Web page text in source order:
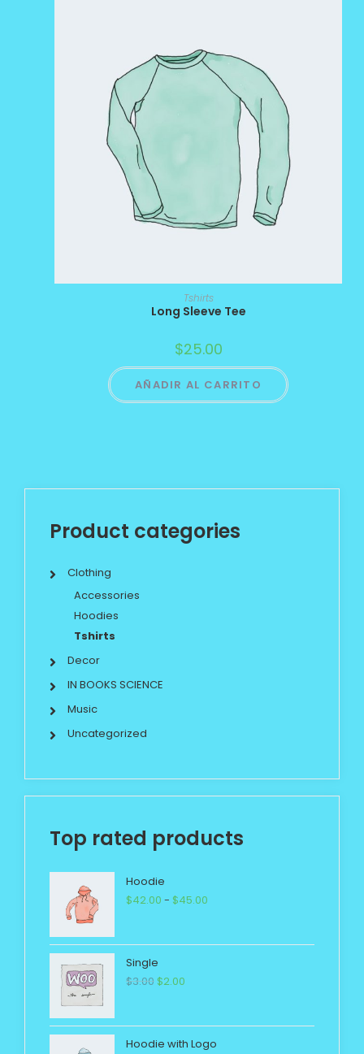
Tshirts
Long Sleeve Tee
$25.00
AÑADIR AL CARRITO
Product categories
Clothing
Accessories
Hoodies
Tshirts
Decor
IN BOOKS SCIENCE
Music
Uncategorized
Top rated products
Hoodie
$42.00 - $45.00
Single
$3.00 $2.00
Hoodie with Logo